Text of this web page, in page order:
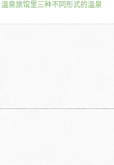
温泉旅馆里三种不同形式的温泉